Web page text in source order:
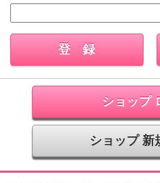
ショップ
ショップ 新